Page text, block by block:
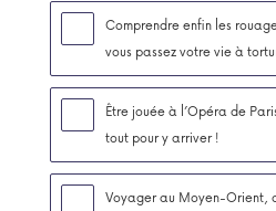
Comprendre enfin les
vous passez votre vie à
Être jouée à l’Opéra de
tout pour y arriver !
Voyager au Moyen-Orient,